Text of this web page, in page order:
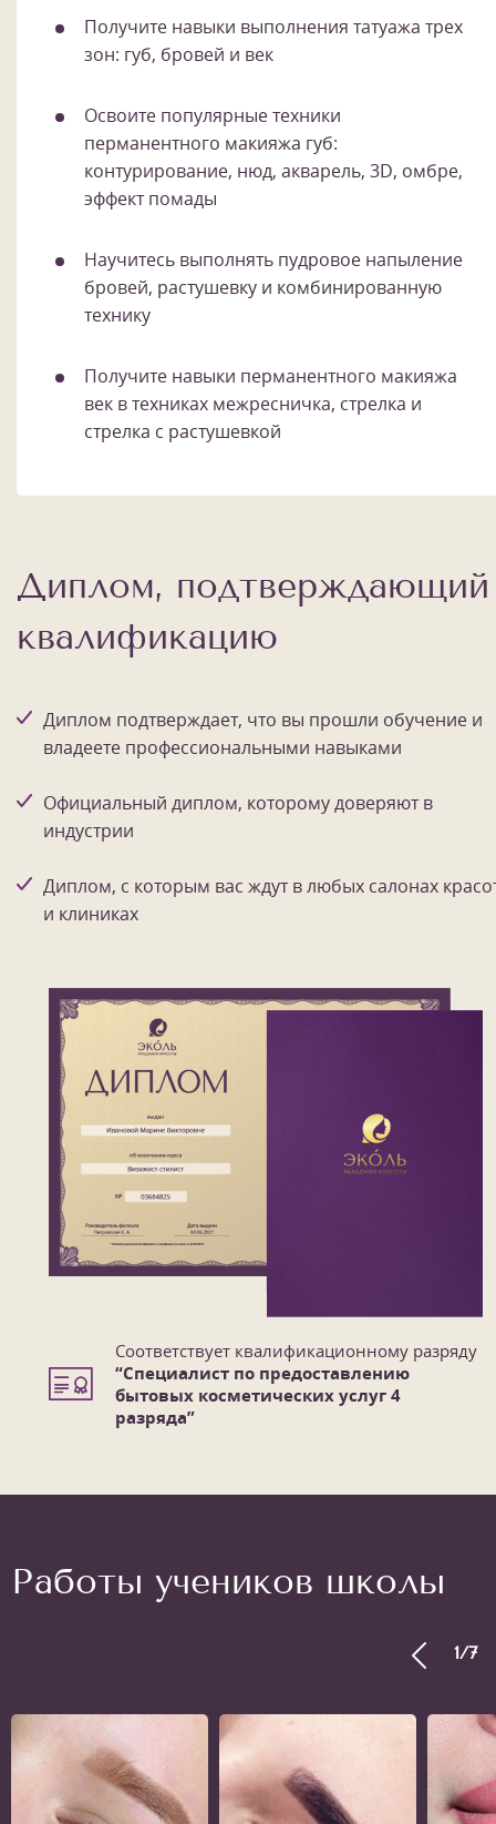
Получите навыки выполнения татуажа трех
зон: губ, бровей и век
Освоите популярные техники
перманентного макияжа губ:
контурирование, нюд, акварель, 3D, омбре,
эффект помады
Научитесь выполнять пудровое напыление
бровей, растушевку и комбинированную
технику
Получите навыки перманентного макияжа
век в техниках межресничка, стрелка и
стрелка с растушевкой
Диплом, подтверждающий
квалификацию
Диплом подтверждает, что вы прошли обучение и
владеете профессиональными навыками
Официальный диплом, которому доверяют в
индустрии
Диплом, с которым вас ждут в любых салонах
и клиниках
Соответствует квалификационному разряду
“Специалист по предоставлению
бытовых косметических услуг 4
разряда”
Работы учеников школы
1/7
1/7